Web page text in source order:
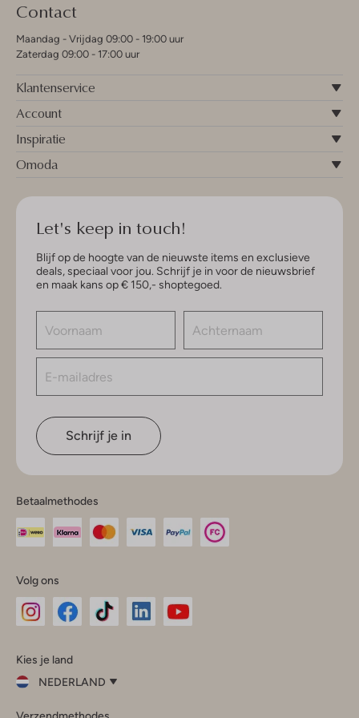
Contact
Maandag - Vrijdag 09:00 - 19:00 uur
Zaterdag 09:00 - 17:00 uur
Klantenservice
Account
Inspiratie
Omoda
Let's keep in touch!
Blijf op de hoogte van de nieuwste items en exclusieve
deals, speciaal voor jou. Schrijf je in voor de nieuwsbrief
en maak kans op € 150,- shoptegoed.
Schrijf je in
Betaalmethodes
Volg ons
InstagramFacebook
Kies je land
NEDERLAND